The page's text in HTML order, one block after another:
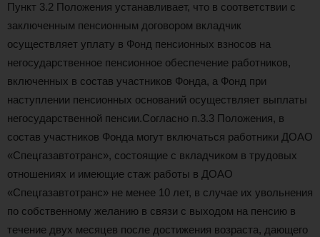
Пункт 3.2 Положения устанавливает, что в соответствии с
заключенным пенсионным договором вкладчик
осуществляет уплату в Фонд пенсионных взносов на
негосударственное пенсионное обеспечение работников,
включенных в состав участников Фонда, а Фонд при
наступлении пенсионных оснований осуществляет выплаты
негосударственной пенсии.Согласно п.3.3 Положения, в
состав участников Фонда могут включаться работники ДОАО
«Спецгазавтотранс», состоящие с вкладчиком в трудовых
отношениях и имеющие стаж работы в ДОАО
«Спецгазавтотранс» не менее 10 лет, в случае их увольнения
по собственному желанию в связи с выходом на пенсию в
течение двух месяцев после достижения возраста, дающего